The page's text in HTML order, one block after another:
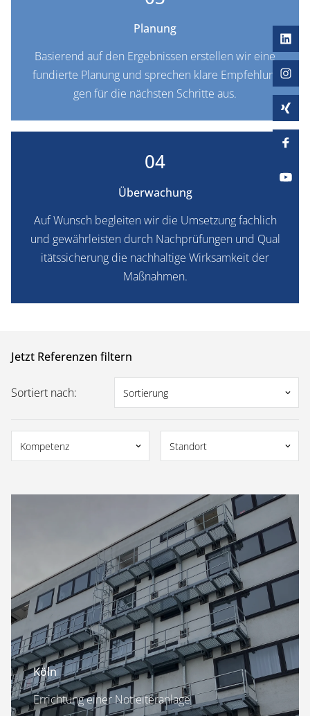
Planung
Basierend auf den Er­geb­nis­sen er­stel­len wir ei­ne
fun­dier­te Pla­nung und spre­chen kla­re Emp­feh­lun­
gen für die nächs­ten Schrit­te aus.
04
Überwachung
Auf Wunsch be­glei­ten wir die Um­set­zung fach­lich
und ge­währ­leis­ten durch Nach­prü­fun­gen und Qua­l
i­täts­si­che­rung die nach­hal­ti­ge Wirk­sam­keit der
Maßnahmen.
Jetzt Referenzen filtern
Sortiert nach: Sortierung keyboard_arrow_down
Kompetenz keyboard_arrow_down Standort keyboard_arrow_down
Köln
Errichtung einer Notleiteranlage